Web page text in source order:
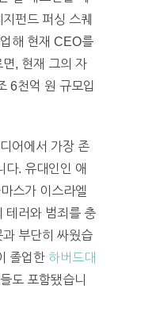
펀드 퍼싱 스퀘
해 현재 CEO를
면, 현재 그의 자
6천억 원 규모입
어에서 가장 존
다. 유대인인 애
스가 이스라엘
테러와 범죄를 충
부단히 싸웠습
졸업한 하버드대
도 포함됐습니